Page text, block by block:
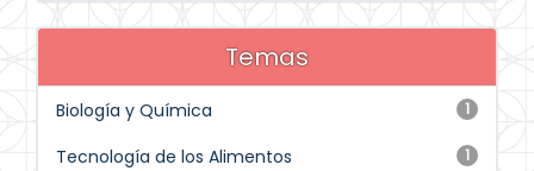
Temas
1
Biología y Química
1
Tecnología de los Alimentos